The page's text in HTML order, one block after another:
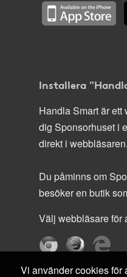
Installera
Handla Smart är
dig Sponsorhuset i
direkt i webbläsaren.
Du påminns om
besöker en butik
Välj webbläsare för
Vi använder cookies för